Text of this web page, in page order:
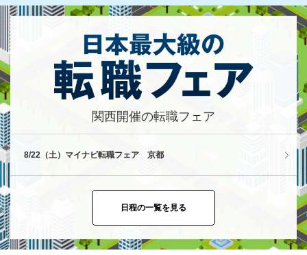
関西開催の転職フェア
8/22（土）マイナビ転職フェア 京都
日程の一覧を見る